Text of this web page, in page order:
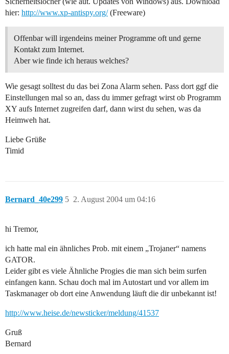
hier: http://www.xp-antispy.org/(Freeware)
Offenbar will irgendeins meiner Programme oft und gerne
Kontakt zum Internet.
Aber wie finde ich heraus welches?
Wie gesagt solltest du das bei Zona Alarm sehen. Pass dort ggf die
Einstellungen mal so an, dass du immer gefragt wirst ob Programm
XY aufs Internet zugreifen darf, dann wirst du sehen, was da
Heimweh hat.
Liebe Grüße
Timid
Bernard_40e299 2. August 2004 um 04:16
5
hi Tremor,
ich hatte mal ein ähnliches Prob. mit einem „Trojaner“ namens
GATOR.
Leider gibt es viele Ähnliche Progies die man sich beim surfen
einfangen kann. Schau doch mal im Autostart und vor allem im
Taskmanager ob dort eine Anwendung läuft die dir unbekannt ist!
http://www.heise.de/newsticker/meldung/41537
Gruß
Bernard